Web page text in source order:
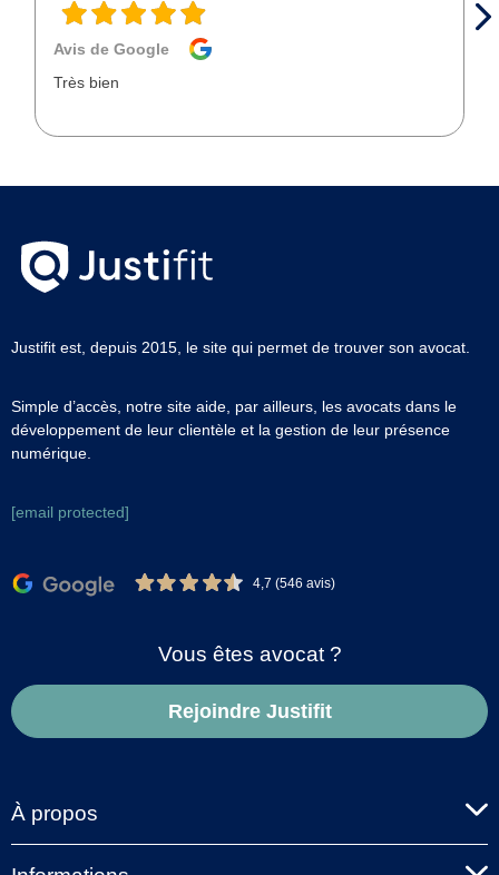
Avis de Google
Très bien
Justifit est, depuis 2015, le site qui permet de trouver son avocat.
Simple d’accès, notre site aide, par ailleurs, les avocats dans le
développement de leur clientèle et la gestion de leur présence
numérique.
[email protected]
4,7 (546 avis)
Vous êtes avocat ?
Rejoindre Justifit
À propos